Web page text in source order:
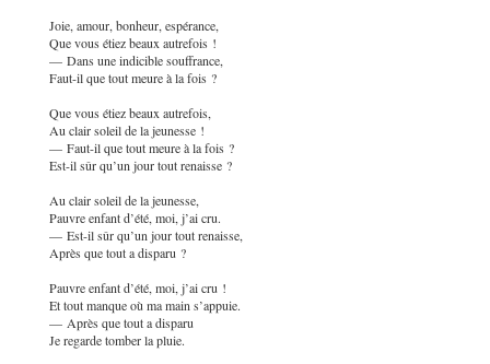
Joie, amour, bonheur, espérance,
Que vous étiez beaux autrefois !
— Dans une indicible souffrance,
Faut-il que tout meure à la fois ?
Que vous étiez beaux autrefois,
Au clair soleil de la jeunesse !
— Faut-il que tout meure à la fois ?
Est-il sûr qu’un jour tout renaisse ?
Au clair soleil de la jeunesse,
Pauvre enfant d’été, moi, j’ai cru.
— Est-il sûr qu’un jour tout renaisse,
Après que tout a disparu ?
Pauvre enfant d’été, moi, j’ai cru !
Et tout manque où ma main s’appuie.
— Après que tout a disparu
Je regarde tomber la pluie.